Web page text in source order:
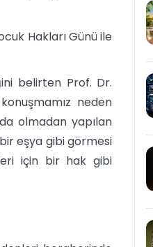
Hakları Günü ile
belirten Prof. Dr.
neden
olmadan yapılan
eşya gibi görmesi
için bir hak gibi